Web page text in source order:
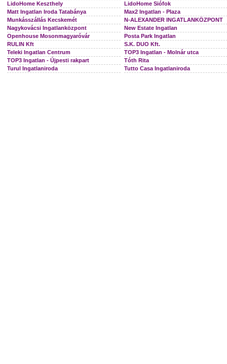
LidoHome Keszthely
LidoHome Siófok
Matt Ingatlan Iroda Tatabánya
Max2 Ingatlan - Plaza
Munkásszállás Kecskemét
N-ALEXANDER INGATLANKÖZPONT
Nagykovácsi Ingatlanközpont
New Estate Ingatlan
Openhouse Mosonmagyaróvár
Posta Park Ingatlan
RULIN Kft
S.K. DUO Kft.
Teleki Ingatlan Centrum
TOP3 Ingatlan - Molnár utca
TOP3 Ingatlan - Újpesti rakpart
Tóth Rita
Turul Ingatlaniroda
Tutto Casa Ingatlaniroda